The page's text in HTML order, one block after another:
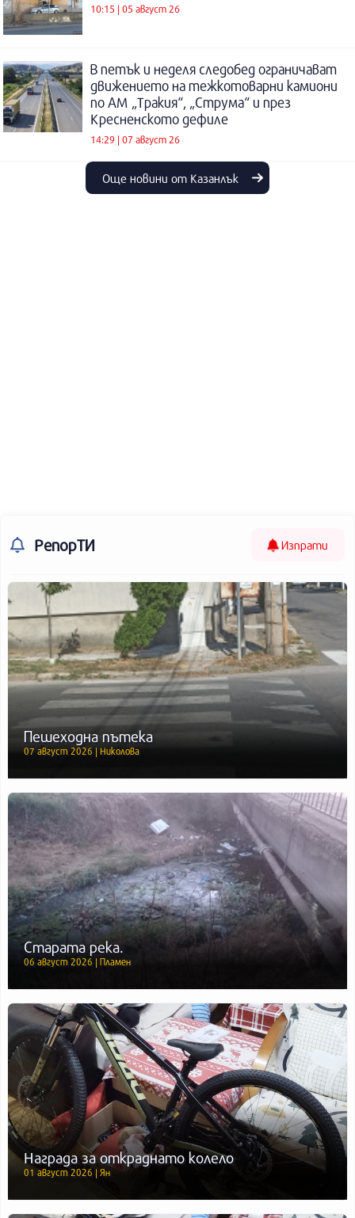
10:15 | 05 август 26
В петък и неделя следобед ограничават
движението на тежкотоварни камиони
по АМ „Тракия“, „Струма“ и през
Кресненското дефиле
14:29 | 07 август 26
Още новини от Казанлък
РепорТИ Изпрати
Пешеходна пътека
07 август 2026 | Николова
Старата река.
06 август 2026 | Пламен
Награда за откраднато колело
01 август 2026 | Ян